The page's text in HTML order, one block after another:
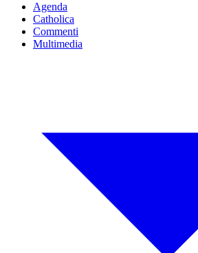
Agenda
Catholica
Commenti
Multimedia